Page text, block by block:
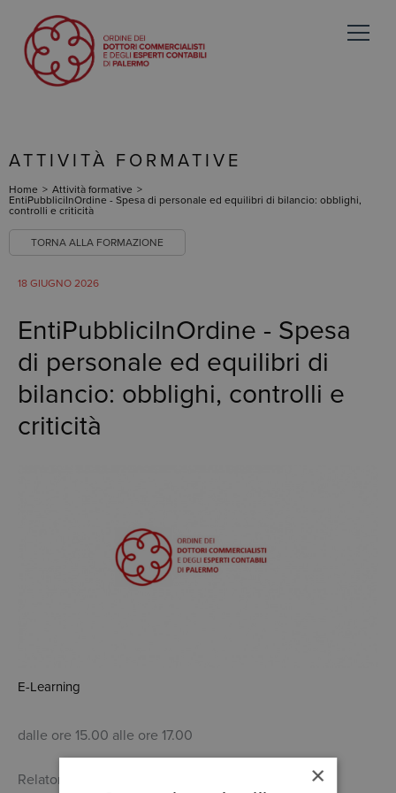
ATTIVITÀ FORMATIVE
Home > Attività formative >
EntiPubbliciInOrdine - Spesa di personale ed equilibri di bilancio: obblighi,
controlli e criticità
TORNA ALLA FORMAZIONE
18 GIUGNO 2026
EntiPubbliciInOrdine - Spesa
di personale ed equilibri di
bilancio: obblighi, controlli e
criticità
E-Learning
dalle ore 15.00 alle ore 17.00
Relatori ×